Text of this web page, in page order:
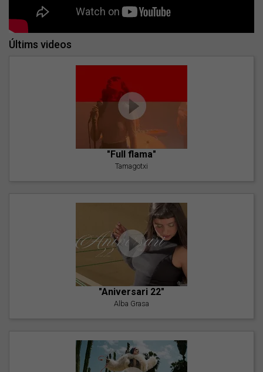
Últims videos
"Full flama"
Tamagotxi
"Aniversari 22"
Alba Grasa